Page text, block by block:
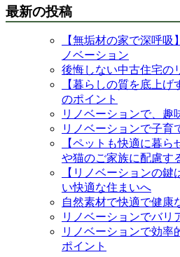
最新の投稿
【無垢材の家で深呼
ノベーション
後悔しない中古住宅の
【暮らしの質を底上
のポイント
リノベーションで、趣
リノベーションで子育
【ペットも快適に暮
や猫のご家族に配慮す
【リノベーションの
い快適な住まいへ
自然素材で快適で健康
リノベーションでバリ
リノベーションで効率
ポイント